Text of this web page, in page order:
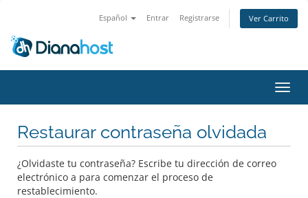
Español Entrar Registrarse Ver Carrito
Restaurar contraseña olvidada
¿Olvidaste tu contraseña? Escribe tu dirección de correo
electrónico a para comenzar el proceso de
restablecimiento.